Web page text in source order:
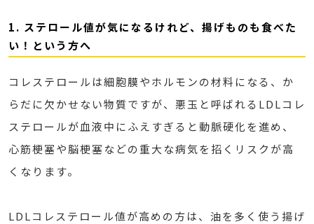
1. ステロール値が気になるけれど、揚げものも食べた
い！という方へ
コレステロールは細胞膜やホルモンの材料になる、か
らだに欠かせない物質ですが、悪玉と呼ばれるLDLコレ
ステロールが血液中にふえすぎると動脈硬化を進め、
心筋梗塞や脳梗塞などの重大な病気を招くリスクが高
くなります。
LDLコレステロール値が高めの方は、油を多く使う揚げ